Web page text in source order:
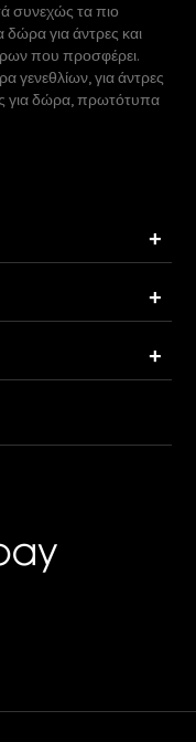
συνεχώς τα πιο
για άντρες και
που προσφέρει.
γενεθλίων, για άντρες
για δώρα, πρωτότυπα
+
+
+